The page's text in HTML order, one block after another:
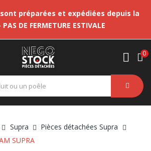
préparées et expédiées depuis la
DE FERMETURE ESTIVALE
0
Supra
Pièces détachées Supra
SUPRA